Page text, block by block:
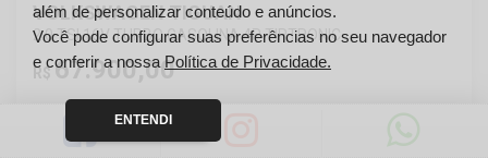
VOLKSWAGEN TIGUAN
2.0 TSI 16V TURBO GASOLINA 4P TIPTRONIC
R$67.900,00
Ano
além de personalizar conteúdo e anúncios.
Você pode configurar suas preferências no seu navegador
e conferir a nossa Política de Privacidade.
ENTENDI